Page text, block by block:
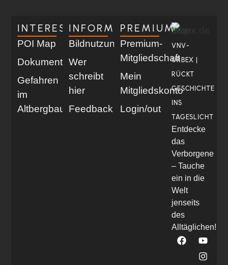
VNV-
URBEX |
RÜCKT
GESCHICHTE
INS
TAGESLICHT
Entdecke
das
Verborgene
– Tauche
ein in die
Welt
jenseits
des
Alltäglichen!
INTERESSANT
POI Map
Dokumentationen
Gefahren
im
Altbergbau
INFORMATIV
Bildnutzung
Wer
schreibt
hier
Feedback
PREMIUM
Premium-
Mitgliedschaft
Mein
Mitgliedskonto
Login/out